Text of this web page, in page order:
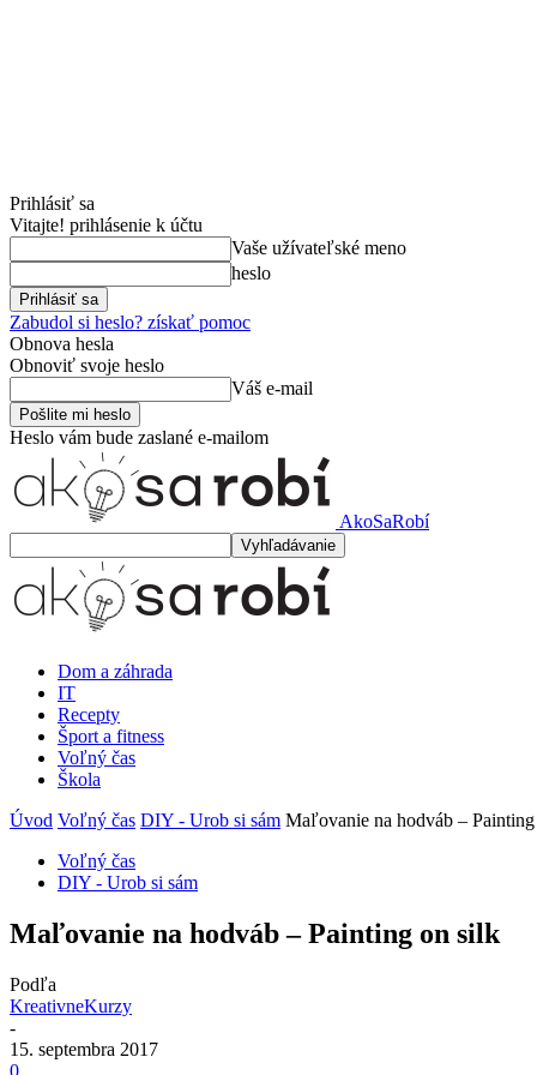
Prihlásiť sa
Vitajte! prihlásenie k účtu
Vaše užívateľské meno
heslo
Zabudol si heslo? získať pomoc
Obnova hesla
Obnoviť svoje heslo
Váš e-mail
Heslo vám bude zaslané e-mailom
AkoSaRobí
Dom a záhrada
IT
Recepty
Šport a fitness
Voľný čas
Škola
Úvod Voľný čas DIY - Urob si sám Maľovanie na hodváb –
Voľný čas
DIY - Urob si sám
Maľovanie na hodváb – Painting on silk
Podľa
KreativneKurzy
-
15. septembra 2017
0